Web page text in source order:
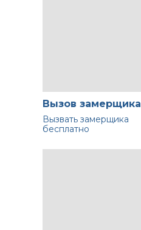
Вызов замерщика
Вызвать замерщика
бесплатно